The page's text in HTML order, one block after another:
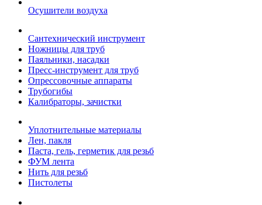
Осушители воздуха
Сантехнический инструмент
Ножницы для труб
Паяльники, насадки
Пресс-инструмент для труб
Опрессовочные аппараты
Трубогибы
Калибраторы, зачистки
Уплотнительные материалы
Лен, пакля
Паста, гель, герметик для резьб
ФУМ лента
Нить для резьб
Пистолеты